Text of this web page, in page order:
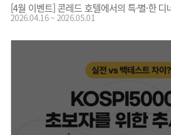
[4월 이벤트] 콘레드 호텔에서의 특·별·한
2026.04.16 ~ 2026.05.01